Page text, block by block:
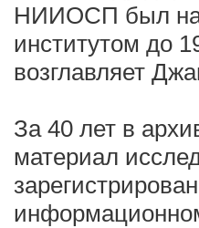
НИИОСП был
институтом до
возглавляет
За 40 лет в
материал